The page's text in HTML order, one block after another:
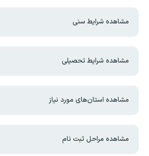
مشاهده شرایط سنی
مشاهده شرایط تحصیلی
مشاهده استان‌های مورد نیاز
مشاهده مراحل ثبت نام